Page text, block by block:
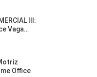
III:
Vaga…
Office